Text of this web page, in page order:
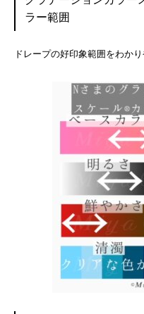
ラー範囲
ドレープの好印象範囲をわか